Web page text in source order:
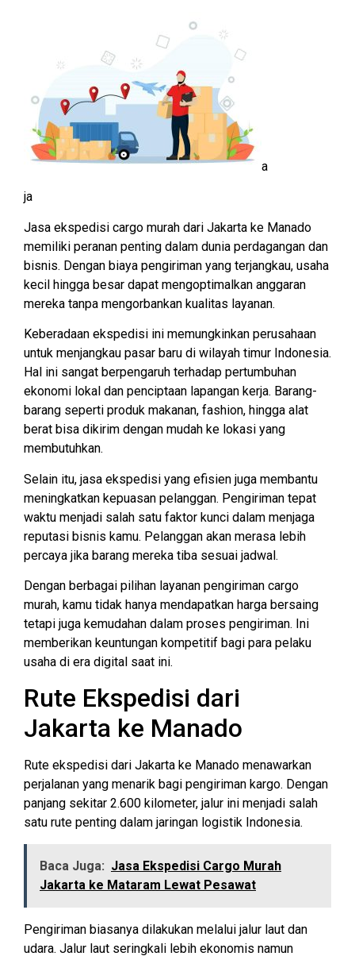
a
ja
Jasa ekspedisi cargo murah dari Jakarta ke Manado
memiliki peranan penting dalam dunia perdagangan dan
bisnis. Dengan biaya pengiriman yang terjangkau, usaha
kecil hingga besar dapat mengoptimalkan anggaran
mereka tanpa mengorbankan kualitas layanan.
Keberadaan ekspedisi ini memungkinkan perusahaan
untuk menjangkau pasar baru di wilayah timur Indonesia.
Hal ini sangat berpengaruh terhadap pertumbuhan
ekonomi lokal dan penciptaan lapangan kerja. Barang-
barang seperti produk makanan, fashion, hingga alat
berat bisa dikirim dengan mudah ke lokasi yang
membutuhkan.
Selain itu, jasa ekspedisi yang efisien juga membantu
meningkatkan kepuasan pelanggan. Pengiriman tepat
waktu menjadi salah satu faktor kunci dalam menjaga
reputasi bisnis kamu. Pelanggan akan merasa lebih
percaya jika barang mereka tiba sesuai jadwal.
Dengan berbagai pilihan layanan pengiriman cargo
murah, kamu tidak hanya mendapatkan harga bersaing
tetapi juga kemudahan dalam proses pengiriman. Ini
memberikan keuntungan kompetitif bagi para pelaku
usaha di era digital saat ini.
Rute Ekspedisi dari
Jakarta ke Manado
Rute ekspedisi dari Jakarta ke Manado menawarkan
perjalanan yang menarik bagi pengiriman kargo. Dengan
panjang sekitar 2.600 kilometer, jalur ini menjadi salah
satu rute penting dalam jaringan logistik Indonesia.
Baca Juga: Jasa Ekspedisi Cargo Murah
Jakarta ke Mataram Lewat Pesawat
Pengiriman biasanya dilakukan melalui jalur laut dan
udara. Jalur laut seringkali lebih ekonomis namun